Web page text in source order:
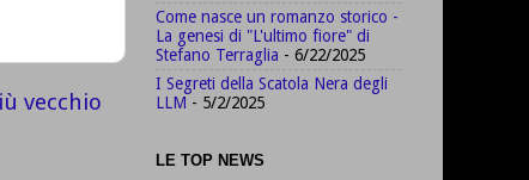
vecchio
Come nasce un romanzo storico -
La genesi di "L'ultimo fiore" di
Stefano Terraglia - 6/22/2025
I Segreti della Scatola Nera degli
LLM - 5/2/2025
LE TOP NEWS